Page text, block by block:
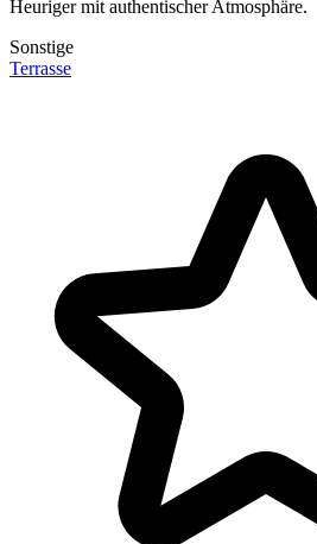
Heuriger mit authentischer Atmosphäre.
Sonstige
Terrasse